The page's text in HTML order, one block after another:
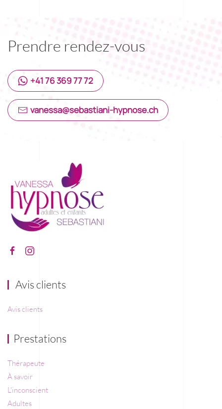
Prendre rendez-vous
+41 76 369 77 72
vanessa@sebastiani-hypnose.ch
Avis clients
Avis clients
Prestations
Thérapeute
À savoir
L'inconscient
Adultes